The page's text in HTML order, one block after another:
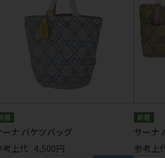
ーナ バケツバッグ
考上代 4,500円
サーナ
参考上